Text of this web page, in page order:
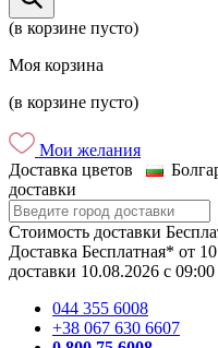
(в корзине пусто)
Моя корзина
(в корзине пусто)
Мои желания
Доставка цветов
доставки
Стоимость доставки
Доставка Бесплатная* от
доставки 10.08.2026 c 09:00
044 355 6008
+38 067 630 6607